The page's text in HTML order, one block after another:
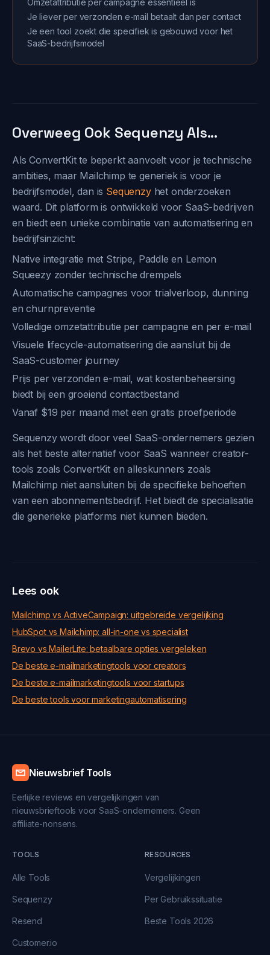
Omzetattributie per campagne essentieel is
Je liever per verzonden e-mail betaalt dan per contact
Je een tool zoekt die specifiek is gebouwd voor het
SaaS-bedrijfsmodel
Overweeg Ook Sequenzy Als...
Als ConvertKit te beperkt aanvoelt voor je technische
ambities, maar Mailchimp te generiek is voor je
bedrijfsmodel, dan is Sequenzyhet onderzoeken
waard. Dit platform is ontwikkeld voor SaaS-bedrijven
en biedt een unieke combinatie van automatisering en
bedrijfsinzicht:
Native integratie met Stripe, Paddle en Lemon
Squeezy zonder technische drempels
Automatische campagnes voor trialverloop, dunning
en churnpreventie
Volledige omzetattributie per campagne en per e-mail
Visuele lifecycle-automatisering die aansluit bij de
SaaS-customer journey
Prijs per verzonden e-mail, wat kostenbeheersing
biedt bij een groeiend contactbestand
Vanaf $19 per maand met een gratis proefperiode
Sequenzy wordt door veel SaaS-ondernemers gezien
als het beste alternatief voor SaaS wanneer creator-
tools zoals ConvertKit en alleskunners zoals
Mailchimp niet aansluiten bij de specifieke behoeften
van een abonnementsbedrijf. Het biedt de specialisatie
die generieke platforms niet kunnen bieden.
Lees ook
Mailchimp vs ActiveCampaign: uitgebreide vergelijking
HubSpot vs Mailchimp: all-in-one vs specialist
Brevo vs MailerLite: betaalbare opties vergeleken
De beste e-mailmarketingtools voor creators
De beste e-mailmarketingtools voor startups
De beste tools voor marketingautomatisering
Nieuwsbrief Tools
Eerlijke reviews en vergelijkingen van
nieuwsbrieftools voor SaaS-ondernemers. Geen
affiliate-nonsens.
TOOLS
Alle Tools
Sequenzy
Resend
Customer.io
RESOURCES
Vergelijkingen
Per Gebruikssituatie
Beste Tools 2026